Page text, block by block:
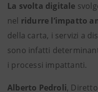
La svolta digitale
nel ridurre l’impatto
della carta, i servizi a
sono infatti
i processi impattanti.
Alberto Pedroli,